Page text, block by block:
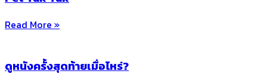
Read More »
ดูหนังครั้งสุดท้ายเมื่อไหร่?